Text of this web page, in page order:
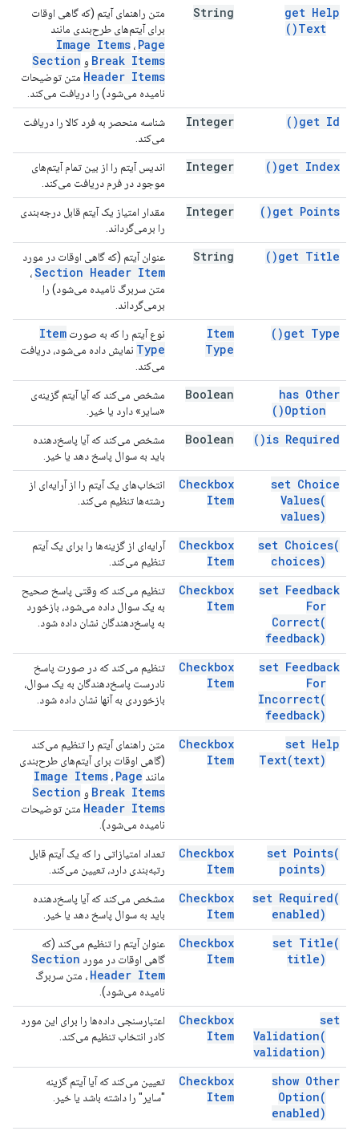
get Help
Text(
)
String
متن راهنمای آیتم (که گاهی اوقات
برای آیتم‌های طرح‌بندی مانند
Image Items ، Page
Break Items و Section
Header Items متن توضیحات
نامیده می‌شود) را دریافت می‌کند.
get Id(
)
Integer
شناسه منحصر به فرد کالا را دریافت
می‌کند.
get Index(
)
Integer
اندیس آیتم را از بین تمام آیتم‌های
موجود در فرم دریافت می‌کند.
get Points(
)
Integer
مقدار امتیاز یک آیتم قابل درجه‌بندی
را برمی‌گرداند.
get Title(
)
String عنوان آیتم (که گاهی اوقات در مورد
Section Header Item،
متن سربرگ نامیده می‌شود) را
برمی‌گرداند.
get Type(
)
Item
Type
نوع آیتم را که به صورت Item
Type نمایش داده می‌شود، دریافت
می‌کند.
has Other
Option(
)
Boolean
مشخص می‌کند که آیا آیتم گزینه‌ی
«سایر» دارد یا خیر.
is Required(
)
Boolean
مشخص می‌کند که آیا پاسخ‌دهنده
باید به سوال پاسخ دهد یا خیر.
set Choice
Values(
values)
Checkbox
Item
انتخاب‌های یک آیتم را از آرایه‌ای از
رشته‌ها تنظیم می‌کند.
set Choices(
choices)
Checkbox
Item
آرایه‌ای از گزینه‌ها را برای یک آیتم
تنظیم می‌کند.
set Feedback
For
Correct(
feedback)
Checkbox
Item
تنظیم می‌کند که وقتی پاسخ صحیح
به یک سوال داده می‌شود، بازخورد
به پاسخ‌دهندگان نشان داده شود.
set Feedback
For
Incorrect(
feedback)
Checkbox
Item
تنظیم می‌کند که در صورت پاسخ
نادرست پاسخ‌دهندگان به یک سوال،
بازخوردی به آنها نشان داده شود.
set Help
Text(text)
Checkbox
Item
متن راهنمای آیتم را تنظیم می‌کند
(گاهی اوقات برای آیتم‌های طرح‌بندی
مانند
Image Items ، Page
Break Items و Section
Header Items متن توضیحات
نامیده می‌شود).
set Points(
points)
Checkbox
Item
تعداد امتیازاتی را که یک آیتم قابل
رتبه‌بندی دارد، تعیین می‌کند.
set Required(
enabled)
Checkbox
Item
مشخص می‌کند که آیا پاسخ‌دهنده
باید به سوال پاسخ دهد یا خیر.
set Title(
title)
Checkbox
Item
عنوان آیتم را تنظیم می‌کند (که
گاهی اوقات در مورد Section
Header Item ، متن سربرگ
نامیده می‌شود).
set
Validation(
validation)
Checkbox
Item
اعتبارسنجی داده‌ها را برای این مورد
کادر انتخاب تنظیم می‌کند.
show Other
Option(
enabled)
Checkbox
Item
تعیین می‌کند که آیا آیتم گزینه
"سایر" را داشته باشد یا خیر.